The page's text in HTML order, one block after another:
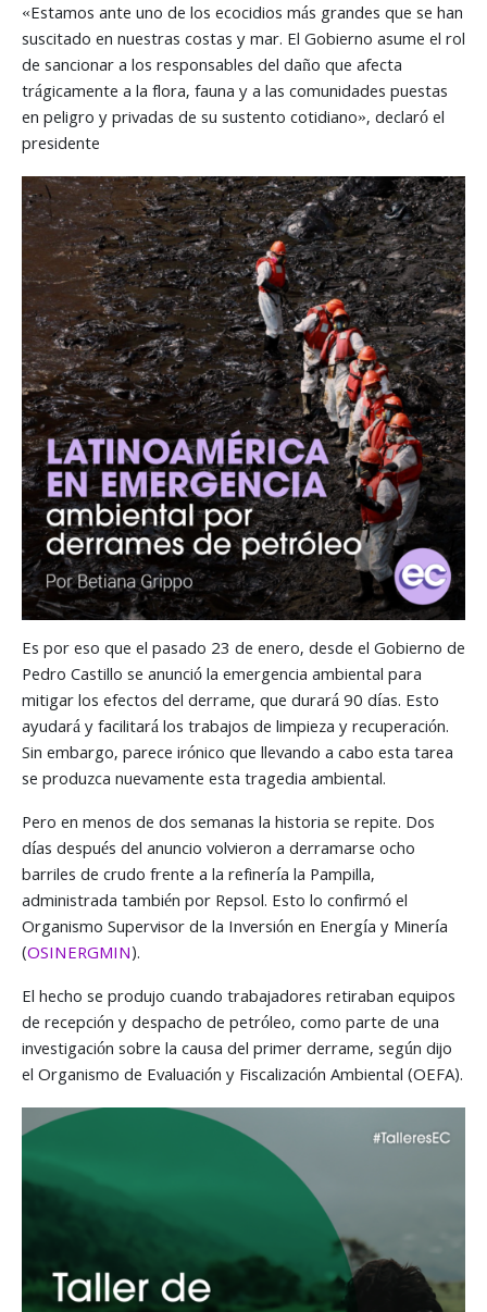
«Estamos ante uno de los ecocidios más grandes que se han
suscitado en nuestras costas y mar. El Gobierno asume el rol
de sancionar a los responsables del daño que afecta
trágicamente a la flora, fauna y a las comunidades puestas
en peligro y privadas de su sustento cotidiano», declaró el
presidente
Es por eso que el pasado 23 de enero, desde el Gobierno de
Pedro Castillo se anunció la emergencia ambiental para
mitigar los efectos del derrame, que durará 90 días. Esto
ayudará y facilitará los trabajos de limpieza y recuperación.
Sin embargo, parece irónico que llevando a cabo esta tarea
se produzca nuevamente esta tragedia ambiental.
Pero en menos de dos semanas la historia se repite. Dos
días después del anuncio volvieron a derramarse ocho
barriles de crudo frente a la refinería la Pampilla,
administrada también por Repsol. Esto lo confirmó el
Organismo Supervisor de la Inversión en Energía y Minería
(OSINERGMIN).
El hecho se produjo cuando trabajadores retiraban equipos
de recepción y despacho de petróleo, como parte de una
investigación sobre la causa del primer derrame, según dijo
el Organismo de Evaluación y Fiscalización Ambiental (OEFA).